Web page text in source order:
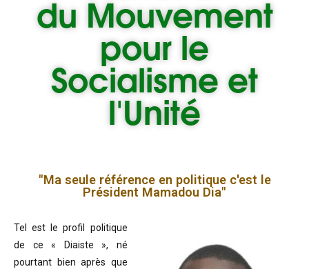
du Mouvement
pour le
Socialisme et
l'Unité
"Ma seule référence en politique c'est le
Président Mamadou Dia"
Tel est le profil politique
de ce « Diaiste », né
pourtant bien après que